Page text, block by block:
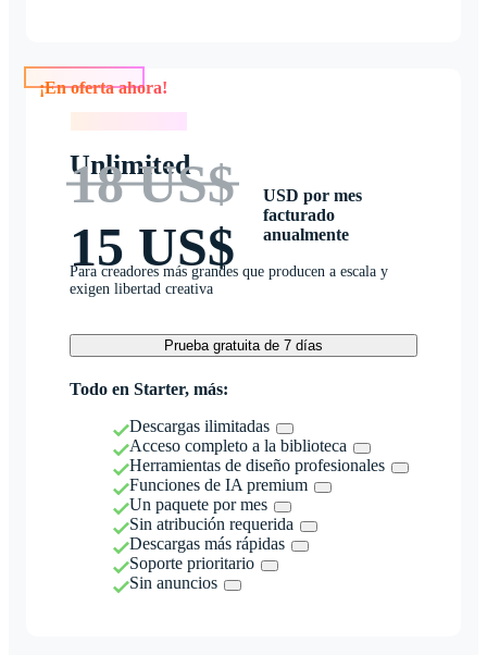
Unlimited
18 US$
15 US$
USD por mes
facturado
anualmente
Para creadores más grandes que producen a escala y
exigen libertad creativa
Prueba gratuita de 7 días
Todo en Starter, más:
Descargas ilimitadas
Acceso completo a la biblioteca
Herramientas de diseño profesionales
Funciones de IA premium
Un paquete por mes
Sin atribución requerida
Descargas más rápidas
Soporte prioritario
Sin anuncios